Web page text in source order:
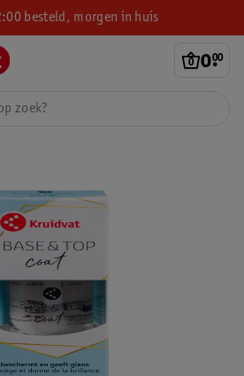
besteld, morgen in huis
0.
00